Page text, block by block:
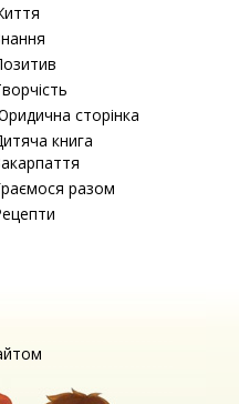
сторінка
книга
разом